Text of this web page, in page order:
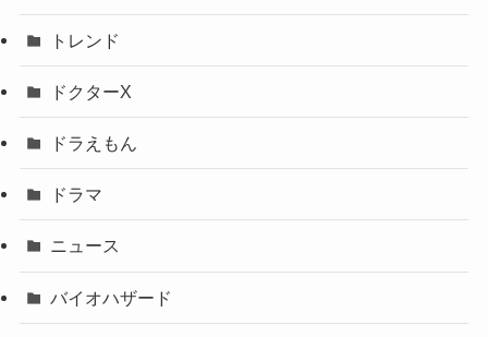
トレンド
ドクターX
ドラえもん
ドラマ
ニュース
バイオハザード